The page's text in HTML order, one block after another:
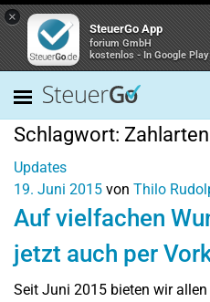
×
SteuerGo App
forium GmbH
kostenlos - In Google Play
Schlagwort: Zahlarten
Updates
19. Juni 2015 von Thilo
Auf vielfachen
jetzt auch per
Seit Juni 2015 bieten wir